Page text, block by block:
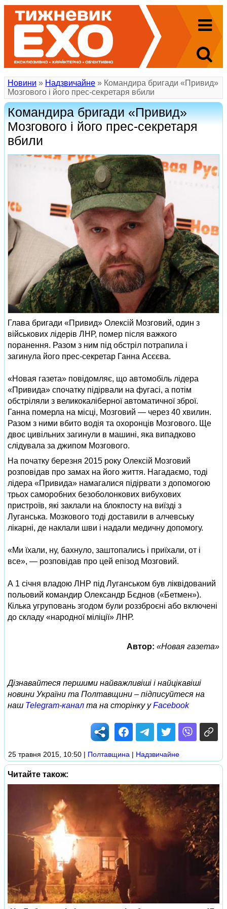
Новини » Надзвичайне » Командира бригади «Привид»
Мозгового і його прес-секретаря вбили
Командира бригади «Привид»
Мозгового і його прес-секретаря
вбили
Глава бригади «Привид» Олексій Мозговий, один з
військових лідерів ЛНР, помер після важкого
поранення. Разом з ним під обстріл потрапила і
загинула його прес-секретар Ганна Асєєва.
«Новая газета» повідомляє, що автомобіль лідера
«Привида» спочатку підірвали на фугасі, а потім
обстріляли з великокаліберної автоматичної зброї.
Ганна померла на місці, Мозговий — через 40 хвилин.
Разом з ними вбито водія та охоронців Мозгового. Ще
двоє цивільних загинули в машині, яка випадково
слідувала за джипом Мозгового.
На початку березня 2015 року Олексій Мозговий
розповідав про замах на його життя. Нагадаємо, тоді
лідера «Привида» намагалися підірвати з допомогою
трьох саморобних безоболонкових вибухових
пристроїв, які заклали на блокпосту на виїзді з
Луганська. Мозкового тоді доставили в алчевську
лікарні, де наклали шви і надали медичну допомогу.
«Ми їхали, ну, бахнуло, заштопались і приїхали, от і
все», — розповідав про цей епізод Мозговий.
А 1 січня владою ЛНР під Луганськом був ліквідований
польовий командир Олександр Бєднов («Бетмен»).
Кілька угруповань згодом були роззброєні або включені
до складу «народної міліції» ЛНР.
Автор: «Новая газета»
Дізнавайтеся першими найважливіші і найцікавіші
новини України та Полтавщини – підписуйтеся на
наш Telegram-канал та на сторінку уFacebook
25 травня 2015, 10:50 | Полтавщина | Надзвичайне
Читайте також: